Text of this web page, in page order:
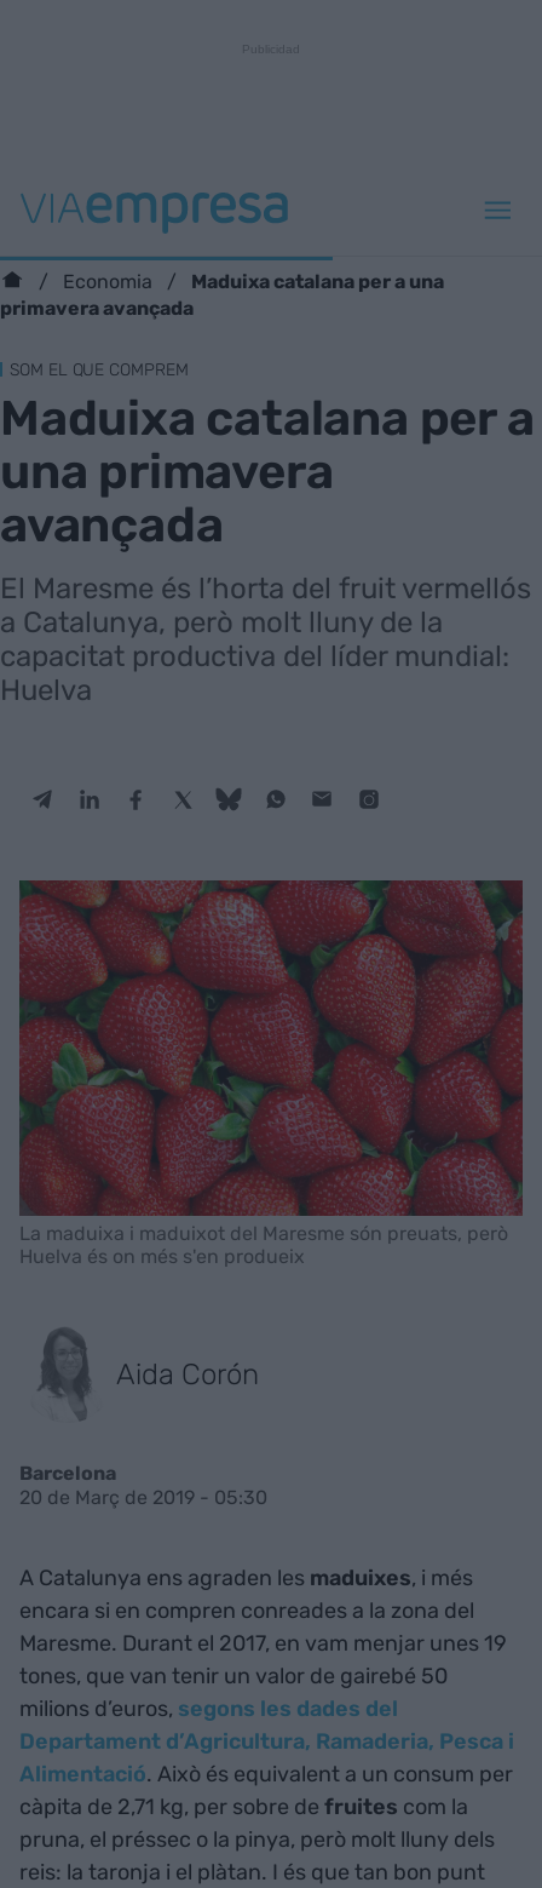
Economia
Maduixa catalana per a una
primavera avançada
SOM EL QUE COMPREM
Maduixa catalana per a
una primavera
avançada
El Maresme és l’horta del fruit vermellós
a Catalunya, però molt lluny de la
capacitat productiva del líder mundial:
Huelva
La maduixa i maduixot del Maresme són preuats, però
Huelva és on més s'en produeix
Aida Corón
Barcelona
20 de Març de 2019 - 05:30
A Catalunya ens agraden les maduixes, i més
encara si en compren conreades a la zona del
Maresme. Durant el 2017, en vam menjar unes 19
tones, que van tenir un valor de gairebé 50
milions d’euros, segons les dades del
Departament d’Agricultura, Ramaderia, Pesca i
Alimentació. Això és equivalent a un consum per
càpita de 2,71 kg, per sobre de fruites com la
pruna, el préssec o la pinya, però molt lluny dels
reis: la taronja i el plàtan. I és que tan bon punt